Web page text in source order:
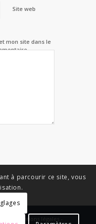
Site web
mon site dans le
- Mentions légales -
à parcourir ce site, vous